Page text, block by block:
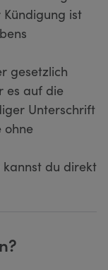
ist
gesetzlich
es auf die
Unterschrift
ohne
du direkt